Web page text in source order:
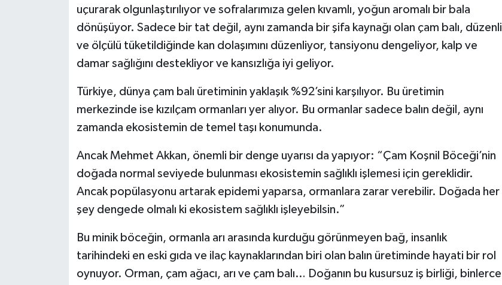
uçurarak olgunlaştırılıyor ve sofralarımıza gelen kıvamlı, yoğun aromalı bir bala
dönüşüyor. Sadece bir tat değil, aynı zamanda bir şifa kaynağı olan çam balı, düzenli
ve ölçülü tüketildiğinde kan dolaşımını düzenliyor, tansiyonu dengeliyor, kalp ve
damar sağlığını destekliyor ve kansızlığa iyi geliyor.
Türkiye, dünya çam balı üretiminin yaklaşık %92’sini karşılıyor. Bu üretimin
merkezinde ise kızılçam ormanları yer alıyor. Bu ormanlar sadece balın değil, aynı
zamanda ekosistemin de temel taşı konumunda.
Ancak Mehmet Akkan, önemli bir denge uyarısı da yapıyor: “Çam Koşnil Böceği’nin
doğada normal seviyede bulunması ekosistemin sağlıklı işlemesi için gereklidir.
Ancak popülasyonu artarak epidemi yaparsa, ormanlara zarar verebilir. Doğada her
şey dengede olmalı ki ekosistem sağlıklı işleyebilsin.”
Bu minik böceğin, ormanla arı arasında kurduğu görünmeyen bağ, insanlık
tarihindeki en eski gıda ve ilaç kaynaklarından biri olan balın üretiminde hayati bir rol
oynuyor. Orman, çam ağacı, arı ve çam balı… Doğanın bu kusursuz iş birliği, binlerce